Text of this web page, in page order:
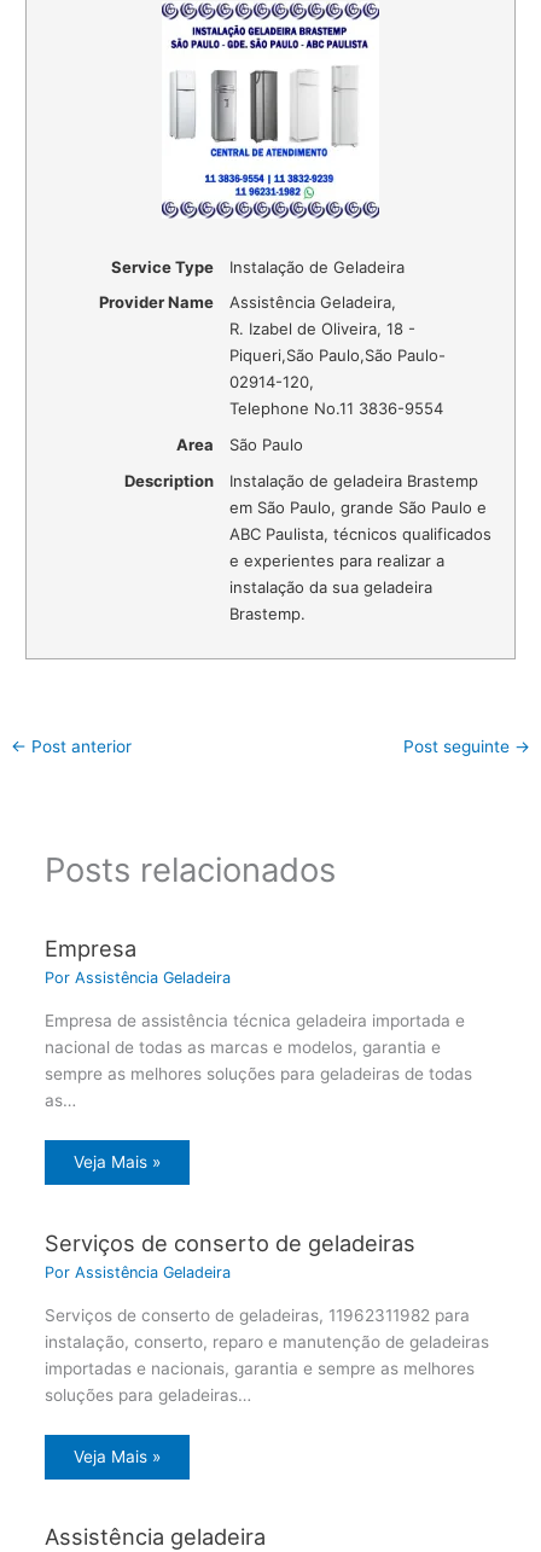
Service Type
Instalação de Geladeira
Provider Name
Assistência Geladeira,
R. Izabel de Oliveira, 18 -
Piqueri,São Paulo,São Paulo-
02914-120,
Telephone No.11 3836-9554
Area
São Paulo
Description
Instalação de geladeira Brastemp
em São Paulo, grande São Paulo e
ABC Paulista, técnicos qualificados
e experientes para realizar a
instalação da sua geladeira
Brastemp.
← Post anterior Post seguinte →
Posts relacionados
Empresa
Por Assistência Geladeira
Empresa de assistência técnica geladeira importada e
nacional de todas as marcas e modelos, garantia e
sempre as melhores soluções para geladeiras de todas
as…
Veja Mais »
Serviços de conserto de geladeiras
Por Assistência Geladeira
Serviços de conserto de geladeiras, 11962311982 para
instalação, conserto, reparo e manutenção de geladeiras
importadas e nacionais, garantia e sempre as melhores
soluções para geladeiras…
Veja Mais »
Assistência geladeira